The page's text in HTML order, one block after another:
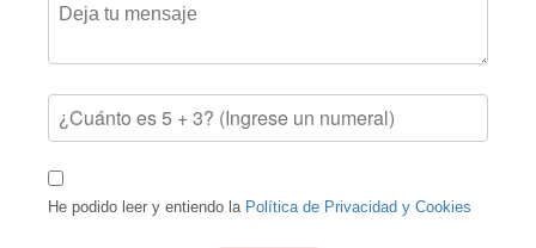
He podido leer y entiendo la Política de Privacidad y Cookies